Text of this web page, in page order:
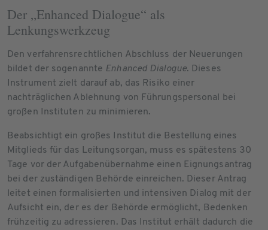
Der „Enhanced Dialogue“ als
Lenkungswerkzeug
Den verfahrensrechtlichen Abschluss der Neuerungen
bildet der sogenannte Enhanced Dialogue. Dieses
Instrument zielt darauf ab, das Risiko einer
nachträglichen Ablehnung von Führungspersonal bei
großen Instituten zu minimieren.
Beabsichtigt ein großes Institut die Bestellung eines
Mitglieds für das Leitungsorgan, muss es spätestens 30
Tage vor der Aufgabenübernahme einen Eignungsantrag
bei der zuständigen Behörde einreichen. Dieser Antrag
leitet einen formalisierten und intensiven Dialog mit der
Aufsicht ein, der es der Behörde ermöglicht, Bedenken
frühzeitig zu adressieren. Das Institut erhält dadurch die